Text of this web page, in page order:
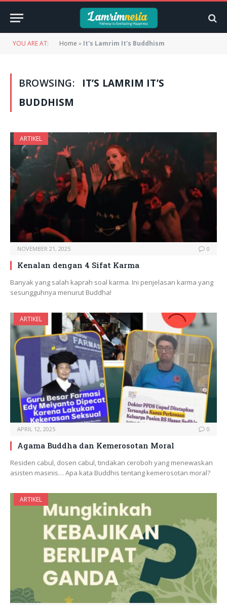
YOU ARE AT: Home » It's Lamrim It's Buddhism
BROWSING:
IT’S LAMRIM IT’S
BUDDHISM
ARTIKEL
NOVEMBER 21, 2025 0
Kenalan dengan 4 Sifat Karma
Banyak yang salah kaprah soal karma. Ini penjelasan karma yang
sesungguhnya menurut Buddha!
ARTIKEL
APRIL 12, 2025 0
Agama Buddha dan Kemerosotan Moral
Residen cabul, dosen cabul, tindakan ceroboh yang menewaskan
asisten masinis… Apa kata Buddhis tentang kemerosotan moral?
ARTIKEL